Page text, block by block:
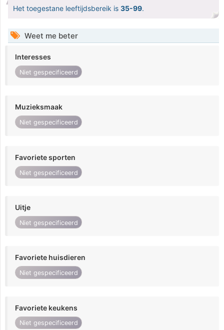
Het toegestane leeftijdsbereik is 35-99.
Weet me beter
Interesses
Niet gespecificeerd
Muzieksmaak
Niet gespecificeerd
Favoriete sporten
Niet gespecificeerd
Uitje
Niet gespecificeerd
Favoriete huisdieren
Niet gespecificeerd
Favoriete keukens
Niet gespecificeerd